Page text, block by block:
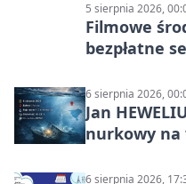
5 sierpnia 2026,
Filmowe
bezpłatne
kulturalne –
6 sierpnia 2026,
Jan
nurkowy na
6 sierpnia 2026,